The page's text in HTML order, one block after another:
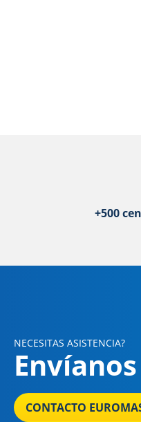
+500
NECESITAS ASISTENCIA?
Envíanos
CONTACTO